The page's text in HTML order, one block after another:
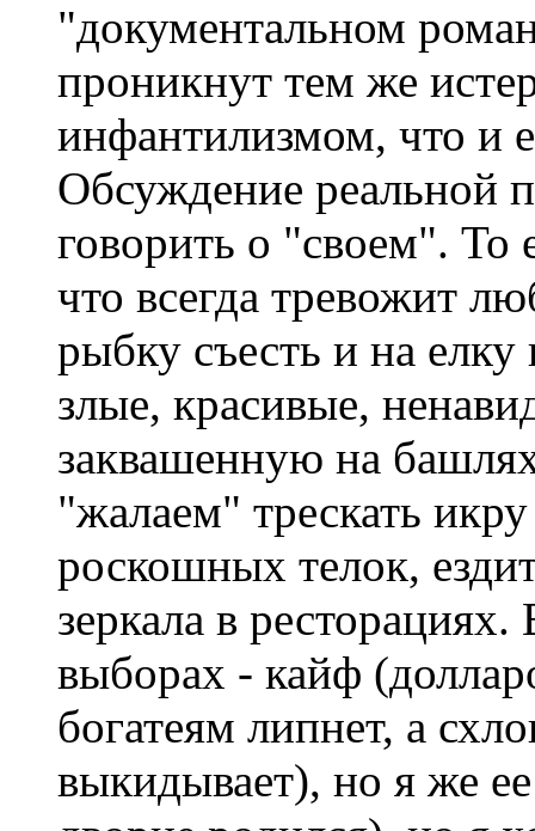
"документальном
проникнут тем же
инфантилизмом, что и
Обсуждение реальной
говорить о "своем". То
что всегда тревожит
рыбку съесть и на
злые, красивые,
заквашенную на
"жалаем" трескать
роскошных телок,
зеркала в
выборах - кайф
богатеям липнет, а
выкидывает), но я же